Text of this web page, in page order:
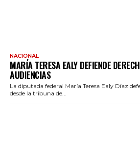
NACIONAL
MARÍA TERESA EALY DEFIENDE
AUDIENCIAS
La diputada federal María Teresa Ealy Díaz
desde la tribuna de...